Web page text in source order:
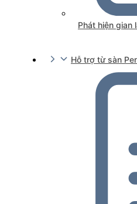
Phát hiện gian
Hỗ trợ từ sàn